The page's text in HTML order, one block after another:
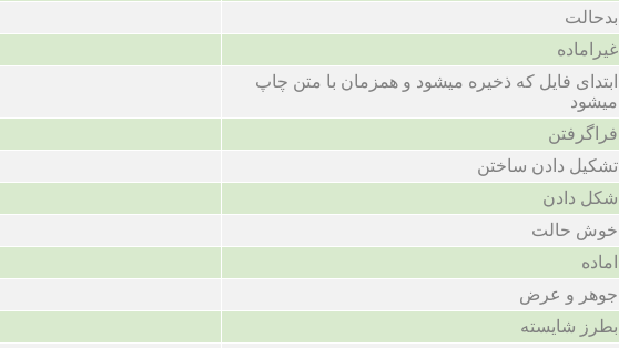
بدحالت
غیراماده
ابتدای فایل که ذخیره میشود و همزمان با متن چاپ
میشود
فراگرفتن
تشکیل دادن ساختن
شکل دادن
خوش حالت
اماده
جوهر و عرض
بطرز شایسته